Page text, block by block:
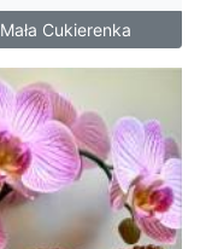
Mała Cukierenka